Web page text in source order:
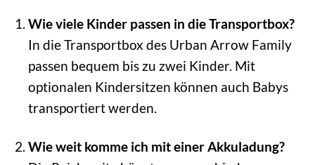
Wie viele Kinder passen in die Transportbox?
In die Transportbox des Urban Arrow Family
passen bequem bis zu zwei Kinder. Mit
optionalen Kindersitzen können auch Babys
transportiert werden.
Wie weit komme ich mit einer Akkuladung?